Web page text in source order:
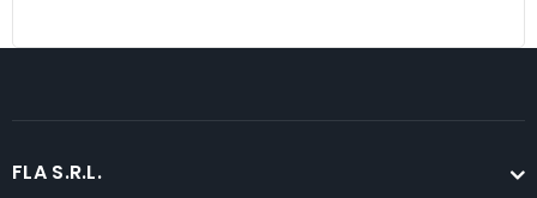
FLA S.R.L.